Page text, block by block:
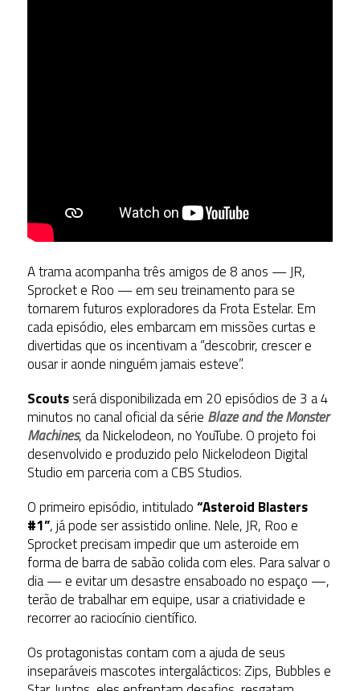
A trama acompanha três amigos de 8 anos — JR,
Sprocket e Roo — em seu treinamento para se
tornarem futuros exploradores da Frota Estelar. Em
cada episódio, eles embarcam em missões curtas e
divertidas que os incentivam a “descobrir, crescer e
ousar ir aonde ninguém jamais esteve”.
Scoutsserá disponibilizada em 20 episódios de 3 a 4
minutos no canal oficial da série Blaze and the Monster
Machines, da Nickelodeon, no YouTube. O projeto foi
desenvolvido e produzido pelo Nickelodeon Digital
Studio em parceria com a CBS Studios.
O primeiro episódio, intitulado“Asteroid Blasters
#1”, já pode ser assistido online. Nele, JR, Roo e
Sprocket precisam impedir que um asteroide em
forma de barra de sabão colida com eles. Para salvar o
dia — e evitar um desastre ensaboado no espaço —,
terão de trabalhar em equipe, usar a criatividade e
recorrer ao raciocínio científico.
Os protagonistas contam com a ajuda de seus
inseparáveis mascotes intergalácticos: Zips, Bubbles e